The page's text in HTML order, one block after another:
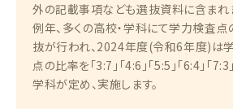
外の記載事項なども選抜資料に含まれ
例年、多くの高校・学科にて学力検査
抜が行われ、2024年度(令和6年度)は
点の比率を「3:7」「4:6」「5:5」「6:4」「
学科が定め、実施します。